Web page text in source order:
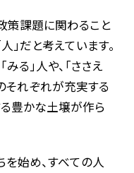
策課題に関わること
」だと考えています。
る」人や、「ささえ
それぞれが充実する
豊かな土壌が作ら
始め、すべての人